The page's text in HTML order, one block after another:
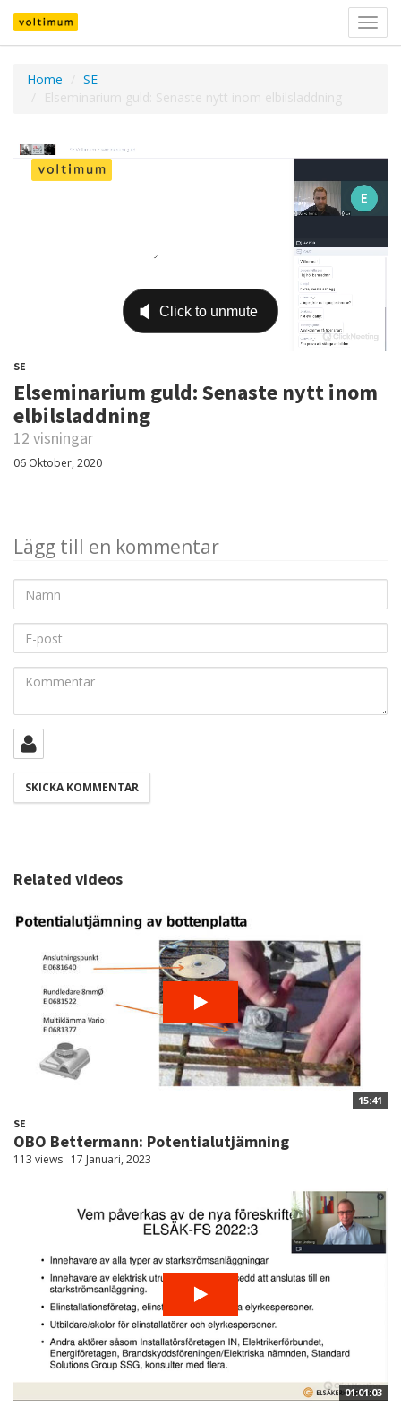
Välj
Home
SE
Elseminarium guld: Senaste nytt inom elbilsladdning
SE
Elseminarium guld: Senaste nytt inom
elbilsladdning
12 visningar
06 Oktober, 2020
Lägg till en kommentar
Namn
post
Kommentar
Related videos
15:41
SE
OBO Bettermann: Potentialutjämning
113 views 17 Januari, 2023
01:01:03